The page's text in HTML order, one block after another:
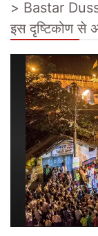
> Bastar
इस दृष्टिकोण से